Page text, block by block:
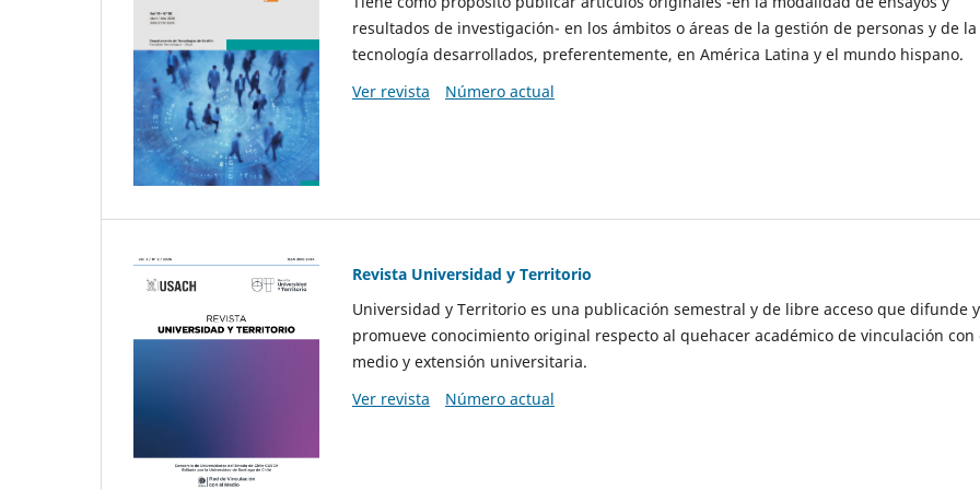
resultados de investigación- en los ámbitos o áreas de la gestión de personas y de la
tecnología desarrollados, preferentemente, en América Latina y el mundo hispano.
Ver revista
Número actual
Revista Universidad y Territorio
Universidad y Territorio es una publicación semestral y de libre acceso que difunde y
promueve conocimiento original respecto al quehacer académico de vinculación con
medio y extensión universitaria.
Ver revista
Número actual